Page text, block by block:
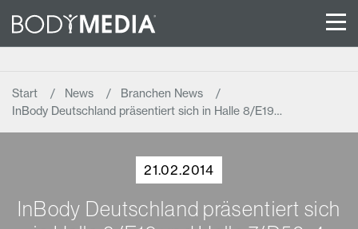
Start News
Branchen News
InBody Deutschland präsentiert sich in Halle 8/E19…
21.02.2014
InBody Deutschland präsentiert sich